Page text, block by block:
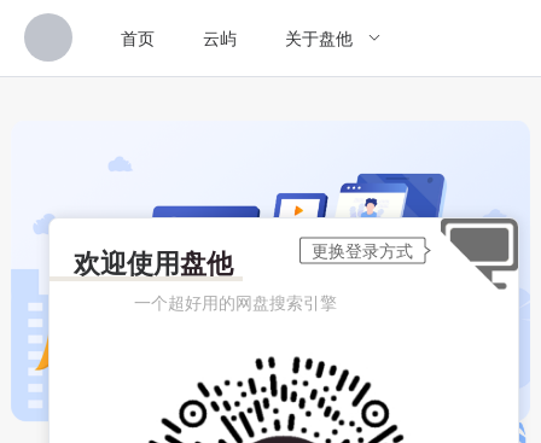
首页 云屿 关于盘他
欢迎使用盘他
一个超好用的网盘搜索引擎